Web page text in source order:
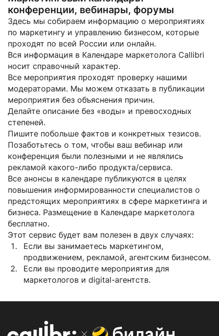
конференции, вебинары, форумы
Здесь мы собираем информацию о мероприятиях
по маркетингу и управлению бизнесом, которые
проходят по всей России или онлайн.
Вся информация в Календаре маркетолога Callibri
носит справочный характер.
Все мероприятия проходят проверку нашими
модераторами. Мы можем отказать в публикации
мероприятия без объяснения причин.
Делайте описание без «воды» и превосходных
степеней.
Пишите побольше фактов и конкретных тезисов.
Позаботьтесь о том, чтобы ваш вебинар или
конференция были полезными и не являлись
рекламой какого-либо продукта/сервиса.
Все анонсы в календаре публикуются в целях
повышения информированности специалистов о
предстоящих мероприятиях в сфере маркетинга и
бизнеса. Размещение в Календаре маркетолога
бесплатно.
Этот сервис будет вам полезен в двух случаях:
Если вы занимаетесь маркетингом,
продвижением, рекламой, агентским бизнесом.
Если вы проводите мероприятия для
маркетологов и digital-агентств.